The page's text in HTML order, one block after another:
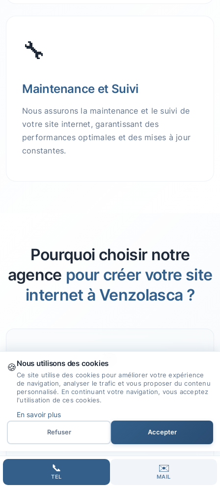
🔧
Maintenance et Suivi
Nous assurons la maintenance et le suivi de
votre site internet, garantissant des
performances optimales et des mises à jour
constantes.
Pourquoi choisir notre
agence pour créer votre site
internet à Venzolasca ?
🎯
Expertise et Savoir-faire
Nous mettons à profit notre expérience
et nos compétences pour concevoir des
sites internet qui reflètent votre vision.
📞
TEL
✉️
MAIL
🍪Nous utilisons des cookies
Ce site utilise des cookies pour améliorer votre expérience
de navigation, analyser le trafic et vous proposer du contenu
personnalisé. En continuant votre navigation, vous acceptez
l'utilisation de ces cookies.
En savoir plus
Refuser Accepter